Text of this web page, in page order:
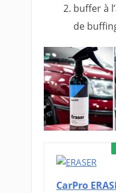
buffer à
de
CarPro